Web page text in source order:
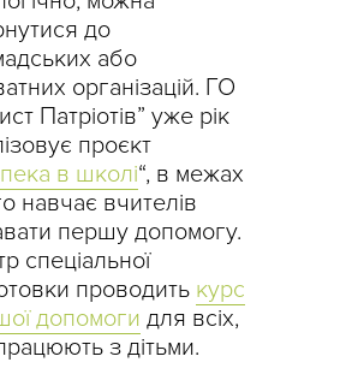
до
або
організацій. ГО
Патріотів” уже рік
проєкт
в школі“, в межах
навчає вчителів
першу допомогу.
спеціальної
проводить курс
допомоги для всіх,
з дітьми.